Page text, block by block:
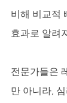
비해 비교적
효과로 알려
전문가들은
만 아니라,